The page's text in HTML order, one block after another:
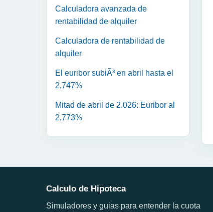
Calculadora avanzada de
rentabilidad de alquiler
Calculadora de rentabilidad de
alquiler
El euribor subiÃ³ en abril hasta el
2,747%
Mitad de abril de 2.026: Euribor al
2,773%
Calculo de Hipoteca
Simuladores y guias para entender la cuota